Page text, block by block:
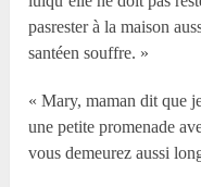
pasrester à la maison
santéen souffre. »
« Mary, maman dit que
une petite promenade
vous demeurez aussi